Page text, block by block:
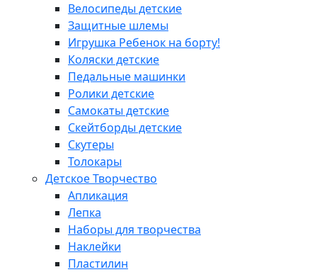
Велосипеды детские
Защитные шлемы
Игрушка Ребенок на борту!
Коляски детские
Педальные машинки
Ролики детские
Самокаты детские
Скейтборды детские
Скутеры
Толокары
Детское Творчество
Апликация
Лепка
Наборы для творчества
Наклейки
Пластилин